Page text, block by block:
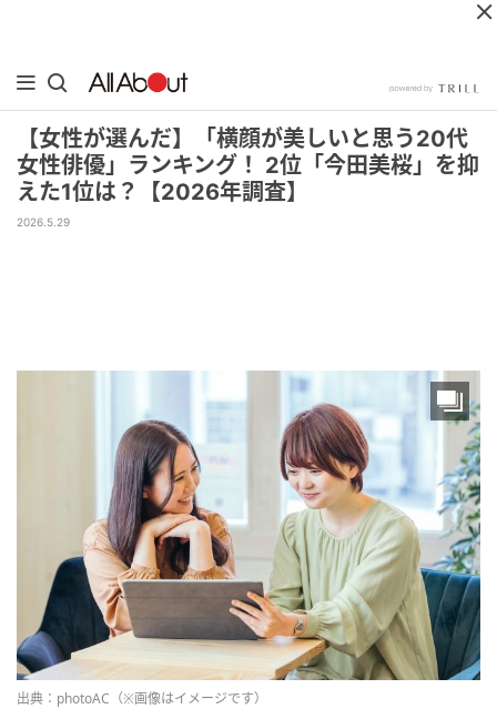
【女性が選んだ】「横顔が美しいと思う20代
女性俳優」ランキング！ 2位「今田美桜」を抑
えた1位は？【2026年調査】
2026.5.29
出典：photoAC（※画像はイメージです）